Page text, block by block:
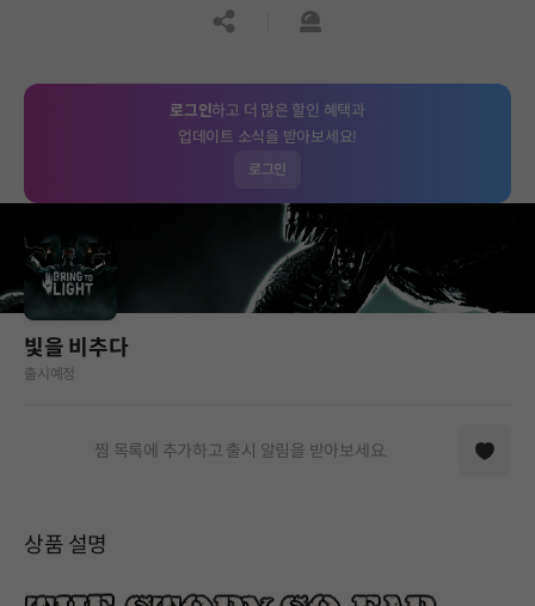
공유하기신고하기
로그인하고 더 많은 할인 혜택과
업데이트 소식을 받아보세요!
로그인
빛을 비추다
출시예정
찜 목록에 추가하고 출시 알림을 받아보세요.
상품 설명